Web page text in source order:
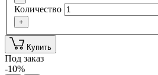
Количество
+
Купить
Под заказ
-10%